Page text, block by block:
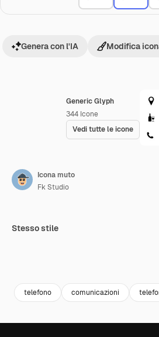
Generic Glyph
344 Icone
Vedi tutte le icone
Genera con l'IA Modifica
Icona muto
Fk Studio
Stesso stile
telefono comunicazioni